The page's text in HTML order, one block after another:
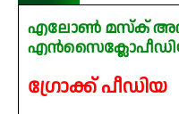
എലോൺ മസ്‌ക്
ഗ്രോക്ക് പീഡിയ